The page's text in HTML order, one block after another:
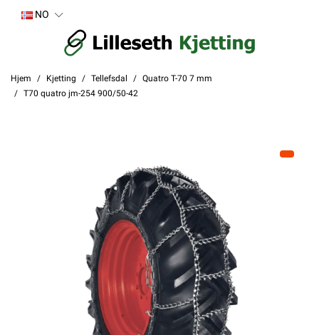
NO
Hjem Kjetting Tellefsdal
Quatro T-70 7 mm
T70 quatro jm-254 900/50-42